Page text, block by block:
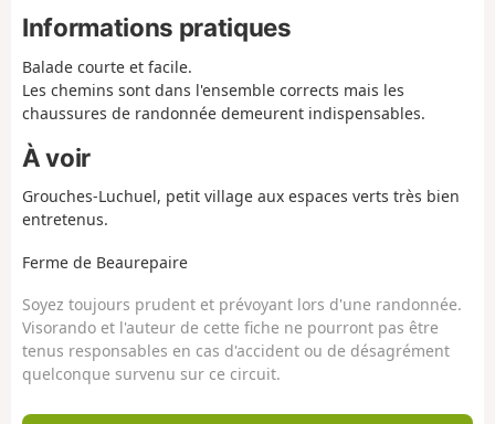
Informations pratiques
Balade courte et facile.
Les chemins sont dans l'ensemble corrects mais les
chaussures de randonnée demeurent indispensables.
À voir
Grouches-Luchuel, petit village aux espaces verts très bien
entretenus.
Ferme de Beaurepaire
Soyez toujours prudent et prévoyant lors d'une randonnée.
Visorando et l'auteur de cette fiche ne pourront pas être
tenus responsables en cas d'accident ou de désagrément
quelconque survenu sur ce circuit.